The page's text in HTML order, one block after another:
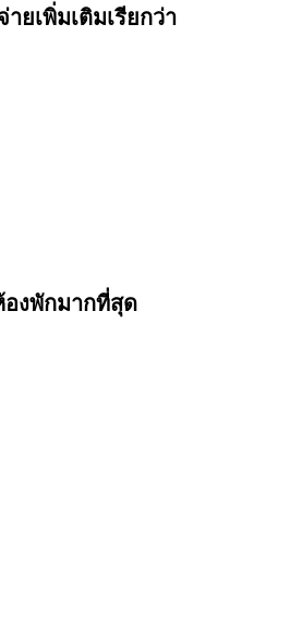
ยเพิ่มเติมเรียกว่า
องพักมากที่สุด